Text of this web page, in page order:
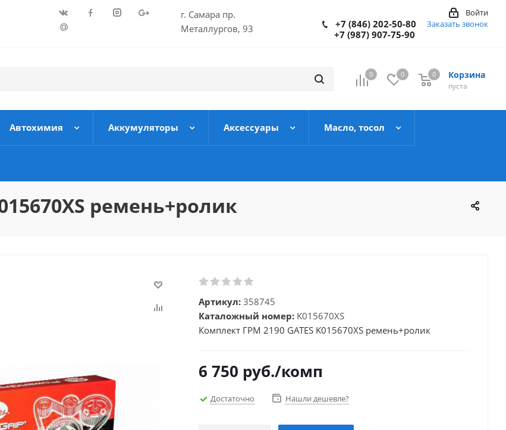
г. Самара пр.
Металлургов, 93
Войти
+7 (846) 202-50-80
+7 (987) 907-75-90
Заказать звонок
0 0 Корзина
пуста
0
Автохимия Аккумуляторы Аксессуары Масло, тосол
ремень+ролик
Артикул: 358745
Каталожный номер: K015670XS
Комплект ГРМ 2190 GATES K015670XS ремень+ролик
6 750 руб./комп
Достаточно Нашли дешевле?